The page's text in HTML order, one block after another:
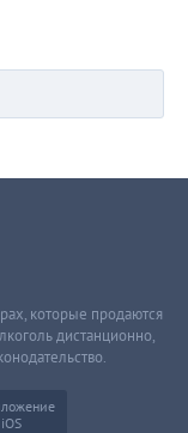
которые продаются
дистанционно,